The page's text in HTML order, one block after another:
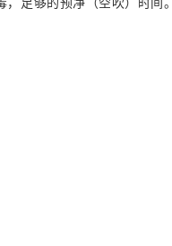
足够的预净（空吹）时间。